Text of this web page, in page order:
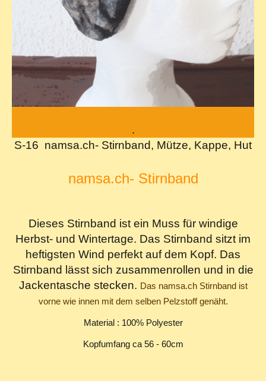
.
S-16 namsa.ch- Stirnband, Mütze, Kappe, Hut
namsa.ch- Stirnband
Dieses Stirnband ist ein Muss für windige
Herbst- und Wintertage. Das Stirnband sitzt im
heftigsten Wind perfekt auf dem Kopf. Das
Stirnband lässt sich zusammenrollen und in die
Jackentasche stecken. Das namsa.ch Stirnband ist
vorne wie innen mit dem selben Pelzstoff genäht.
Material : 100% Polyester
Kopfumfang ca 56 - 60cm